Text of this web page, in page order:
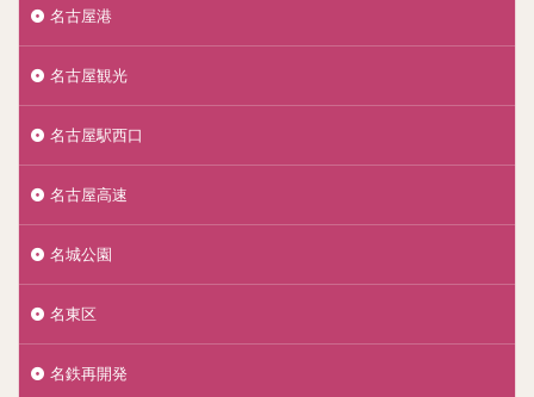
名古屋港
名古屋観光
名古屋駅西口
名古屋高速
名城公園
名東区
名鉄再開発